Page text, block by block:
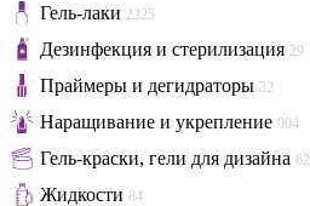
Гель-лаки 2325
Дезинфекция и стерилизация 29
Праймеры и дегидраторы 32
Наращивание и укрепление 904
Гель-краски, гели для дизайна 62
Жидкости 84